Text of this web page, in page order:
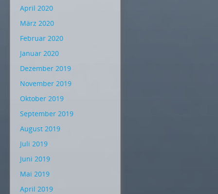
April 2020
März 2020
Februar 2020
Januar 2020
Dezember 2019
November 2019
Oktober 2019
September 2019
August 2019
Juli 2019
Juni 2019
Mai 2019
April 2019